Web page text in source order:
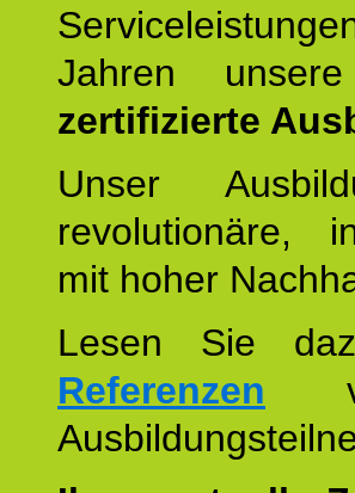
Jahren
zertifizierte
Unser
revolutionäre,
mit hoher
Lesen Sie
Referenzen